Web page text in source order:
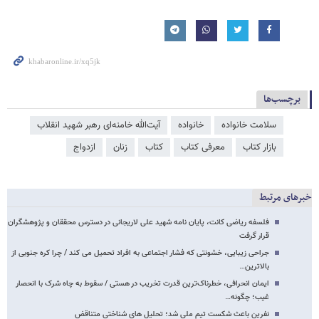
برچسب‌ها
سلامت خانواده خانواده
آیت‌الله خامنه‌ای رهبر شهید انقلاب
بازار کتاب
معرفی کتاب کتاب زنان ازدواج
خبرهای مرتبط
فلسفه ریاضی کانت، پایان نامه شهید علی لاریجانی در دسترس محققان و پژوهشگران
قرار گرفت
جراحی زیبایی، خشونتی که فشار اجتماعی به افراد تحمیل می کند / چرا کره جنوبی از
بالاترین…
ایمان انحرافی، خطرناک‌ترین قدرت تخریب در هستی / سقوط به چاه شرک با انحصار
غیب؛ چگونه…
نفرین باعث شکست تیم ملی شد؛ تحلیل های شناختی متناقض